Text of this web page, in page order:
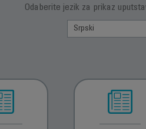
Odaberite jezik za prikaz